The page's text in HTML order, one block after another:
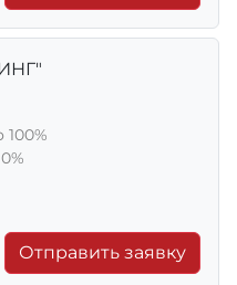
Отправить заявку